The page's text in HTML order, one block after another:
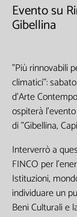
Evento su
Gibellina
"Più rinnovabili
climatici":
d'Arte
ospiterà
di "Gibellina,
Interverrò a
FINCO per
Istituzioni,
individuare un
Beni Culturali e
Lasciaci la
esclusivi o